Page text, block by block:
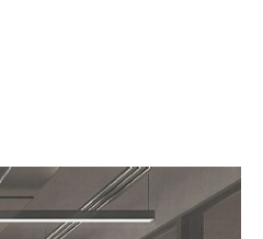
og et
plan.